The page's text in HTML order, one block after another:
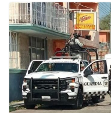
b
o
o
k
A
p
p